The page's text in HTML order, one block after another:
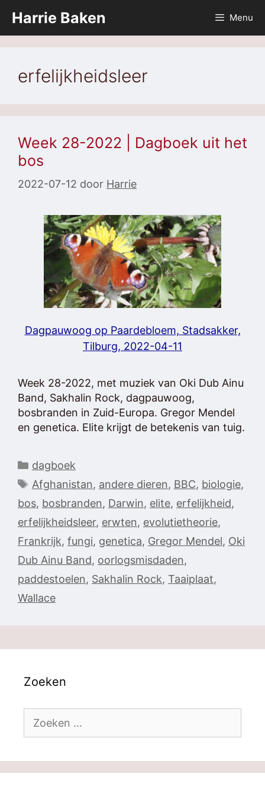
naar
de
Harrie Baken Menu
erfelijkheidsleer
Week 28-2022 | Dagboek uit het
bos
2022-07-12 door Harrie
Dagpauwoog op Paardebloem, Stadsakker,
Tilburg, 2022-04-11
Week 28-2022, met muziek van Oki Dub Ainu
Band, Sakhalin Rock, dagpauwoog,
bosbranden in Zuid-Europa. Gregor Mendel
en genetica. Elite krijgt de betekenis van tuig.
Categorieën
dagboek
Tags
Afghanistan, andere dieren, BBC, biologie,
bos, bosbranden, Darwin, elite, erfelijkheid,
erfelijkheidsleer, erwten, evolutietheorie,
Frankrijk, fungi, genetica, Gregor Mendel, Oki
Dub Ainu Band, oorlogsmisdaden,
paddestoelen, Sakhalin Rock, Taaiplaat,
Wallace
Zoeken
naar: